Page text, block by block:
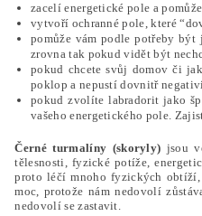
zacelí energetické pole a
vytvoří ochranné pole, které
pomůže vám podle potřeby
zrovna tak pokud vidět být
pokud chcete svůj domov či
poklop a nepustí dovnitř
pokud zvolíte labradorit jako
vašeho energetického pole.
Černé turmalíny (skoryly) jsou
tělesnosti, fyzické potíže,
proto léčí mnoho fyzických
moc, protože nám nedovolí
nedovolí se zastavit.